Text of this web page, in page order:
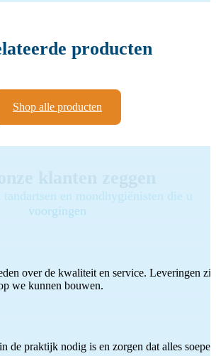
producten
Shop alle producten
en mondhygiënisten die u
voorgingen
over de kwaliteit en service. Leveringen
we kunnen bouwen.
de praktijk nodig is en zorgen dat alles